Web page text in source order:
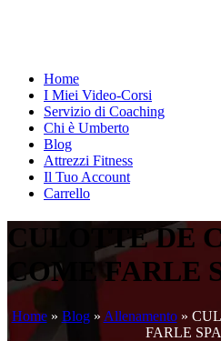
Home
I Miei Video-Corsi
Servizio di Coaching
Chi è Umberto
Blog
Attrezzi Fitness
Il Tuo Account
Carrello
CULOTTE DE
COME FARLE
Home» Blog» Allenamento»
FARLE